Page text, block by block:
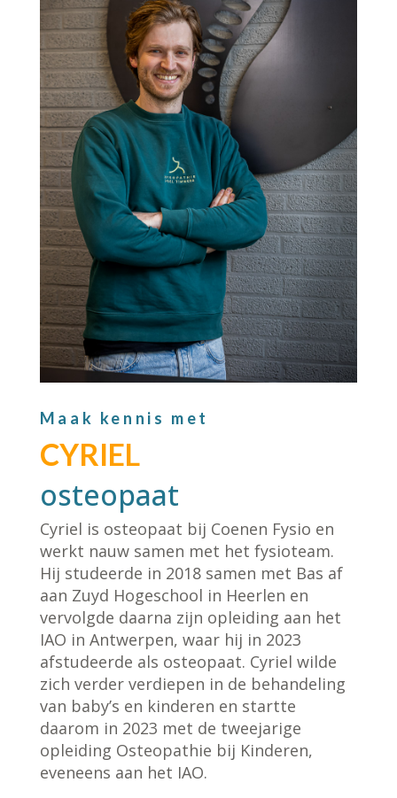
Maak kennis met
CYRIEL
osteopaat
Cyriel is osteopaat bij Coenen Fysio en
werkt nauw samen met het fysioteam.
Hij studeerde in 2018 samen met Bas af
aan Zuyd Hogeschool in Heerlen en
vervolgde daarna zijn opleiding aan het
IAO in Antwerpen, waar hij in 2023
afstudeerde als osteopaat. Cyriel wilde
zich verder verdiepen in de behandeling
van baby’s en kinderen en startte
daarom in 2023 met de tweejarige
opleiding Osteopathie bij Kinderen,
eveneens aan het IAO.